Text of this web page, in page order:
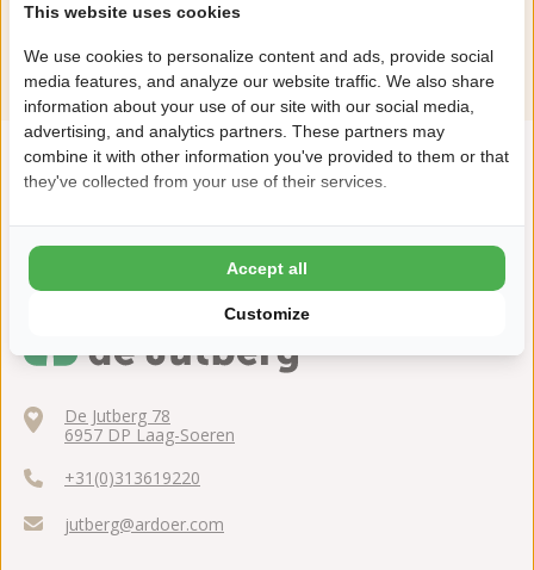
Bekijk alle faciliteiten
"Handige voorzieningen op vakantie"
De Jutberg 78
6957 DP Laag-Soeren
+31(0)313619220
jutberg@ardoer.com
This website uses cookies
We use cookies to personalize content and ads, provide social
media features, and analyze our website traffic. We also share
information about your use of our site with our social media,
advertising, and analytics partners. These partners may
combine it with other information you've provided to them or that
they've collected from your use of their services.
Customize
Accept all